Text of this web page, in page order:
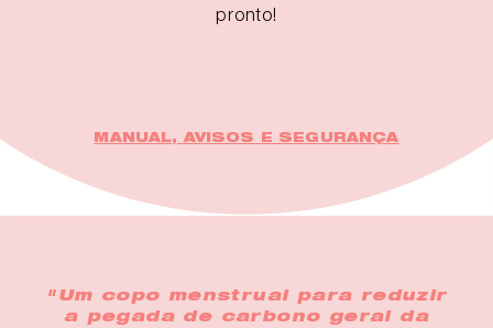
pronto!
MANUAL, AVISOS E SEGURANÇA
"Um copo menstrual para reduzir
a pegada de carbono geral da